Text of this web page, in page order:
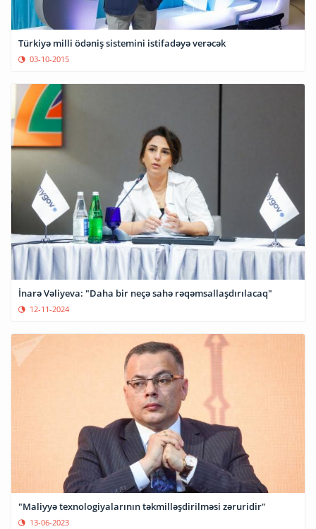
Türkiyə milli ödəniş sistemini istifadəyə verəcək
03-10-2015
İnarə Vəliyeva: "Daha bir neçə sahə rəqəmsallaşdırılacaq"
12-11-2024
"Maliyyə texnologiyalarının təkmilləşdirilməsi zəruridir"
13-06-2023